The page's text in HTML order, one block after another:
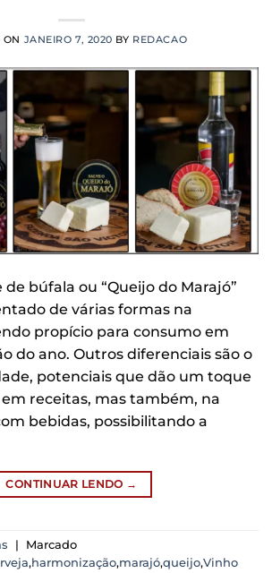
ON JANEIRO 7, 2020 BY REDACAO
búfala ou “Queijo do Marajó”
de várias formas na
propício para consumo em
do ano. Outros diferenciais são o
potenciais que dão um toque
em receitas, mas também, na
bebidas, possibilitando a
CONTINUAR LENDO →
|
Marcado
,harmonização,marajó,queijo,Vinho